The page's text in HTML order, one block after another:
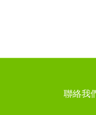
聯絡我